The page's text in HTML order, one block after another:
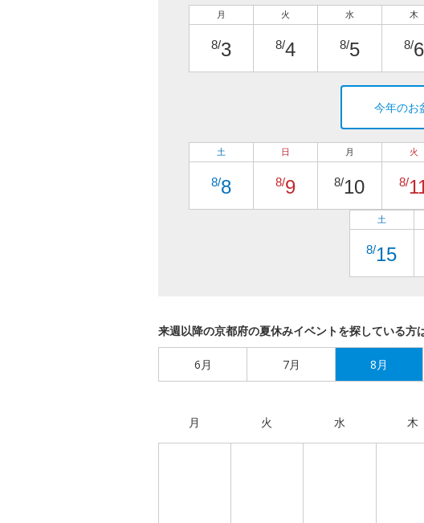
月
8/3
火
8/4
水
8/5
木
8/6
今年のお
土
8/8
日
8/9
月
8/10
火
8/
土
8/15
来週以降の京都府の夏休みイベントを探している方
6月 7月 8月
月 火 水 木